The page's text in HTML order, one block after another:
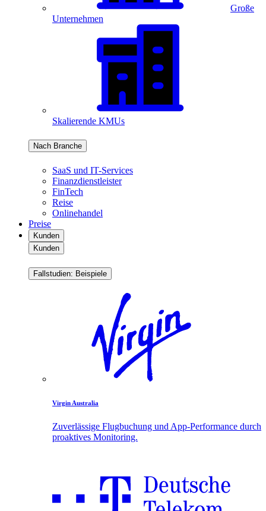
Große
Unternehmen
Skalierende KMUs
Nach Branche
SaaS und IT-Services
Finanzdienstleister
FinTech
Reise
Onlinehandel
Preise
Kunden
Kunden
Fallstudien: Beispiele
Virgin Australia
Zuverlässige Flugbuchung und App-Performance durch
proaktives Monitoring.